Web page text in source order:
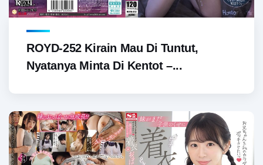
ROYD-252 Kirain Mau Di Tuntut,
Nyatanya Minta Di Kentot –...